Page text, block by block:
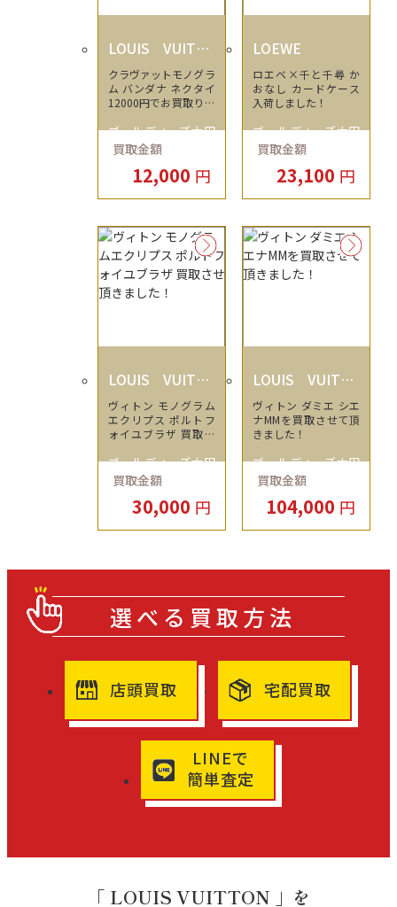
LOUIS VUITTO
N
クラヴァットモノグラ
ム バンダナ ネクタイ
12000円でお買取りさ
ゴールディーズ太田
店
買取金額
12,000 円
LOEWE
ロエベ×千と千尋 か
おなし カードケース
入荷しました！
ゴールディーズ太田
店
買取金額
23,100 円
LOUIS VUITTO
N
ヴィトン モノグラム
エクリプス ポルトフ
ォイユブラザ 買取さ
ゴールディーズ太田
店
買取金額
30,000 円
LOUIS VUITTO
N
ヴィトン ダミエ シエ
ナMMを買取させて頂
きました！
ゴールディーズ太田
店
買取金額
104,000 円
選べる買取方法
店頭買取 宅配買取
LINEで
簡単査定
「 LOUIS VUITTON 」を